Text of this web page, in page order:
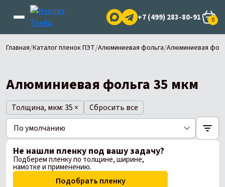
+7 (499) 283-80-91 0
Главная/Каталог пленок ПЭТ/Алюминиевая фольга/Алюминиевая
Алюминиевая фольга 35 мкм
Толщина, мкм: 35 × Сбросить все
Не нашли пленку под вашу задачу?
Подберем пленку по толщине, ширине,
намотке и применению.
Подобрать пленку